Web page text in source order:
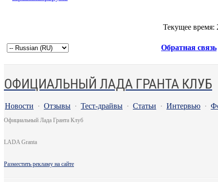
Текущее время:
Обратная связь
ОФИЦИАЛЬНЫЙ ЛАДА ГРАНТА КЛУБ
Новости · Отзывы · Тест-драйвы · Статьи · Интервью ·
Официальный Лада Гранта Клуб
LADA Granta
Разместить рекламу на сайте